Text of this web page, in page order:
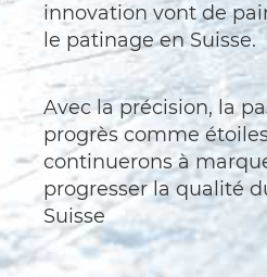
innovation vont de
le patinage en Suisse.
Avec la précision, la
progrès comme
continuerons à
progresser la qualité
Suisse